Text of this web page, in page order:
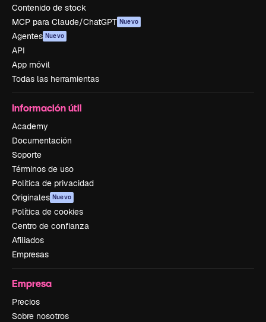
Contenido de stock
MCP para Claude/ChatGPT Nuevo
Agentes Nuevo
API
App móvil
Todas las herramientas
Información útil
Academy
Documentación
Soporte
Términos de uso
Política de privacidad
Originales Nuevo
Política de cookies
Centro de confianza
Afiliados
Empresas
Empresa
Precios
Sobre nosotros